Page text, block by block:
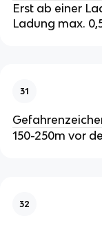
Erst ab einer
Ladung max.
31
150-250m vor
32